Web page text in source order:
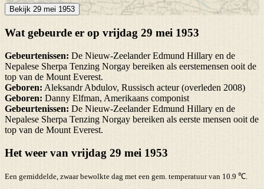
Bekijk 29 mei 1953
Wat gebeurde er op vrijdag 29 mei 1953
Gebeurtenissen: De Nieuw-Zeelander Edmund Hillary en de
Nepalese Sherpa Tenzing Norgay bereiken als eerstemensen ooit de
top van de Mount Everest.
Geboren: Aleksandr Abdulov, Russisch acteur (overleden 2008)
Geboren: Danny Elfman, Amerikaans componist
Gebeurtenissen: De Nieuw-Zeelander Edmund Hillary en de
Nepalese Sherpa Tenzing Norgay bereiken als eerste mensen ooit de
top van de Mount Everest.
Het weer van vrijdag 29 mei 1953
Een gemiddelde, zwaar bewolkte dag met een gem. temperatuur van 10.9 ℃.